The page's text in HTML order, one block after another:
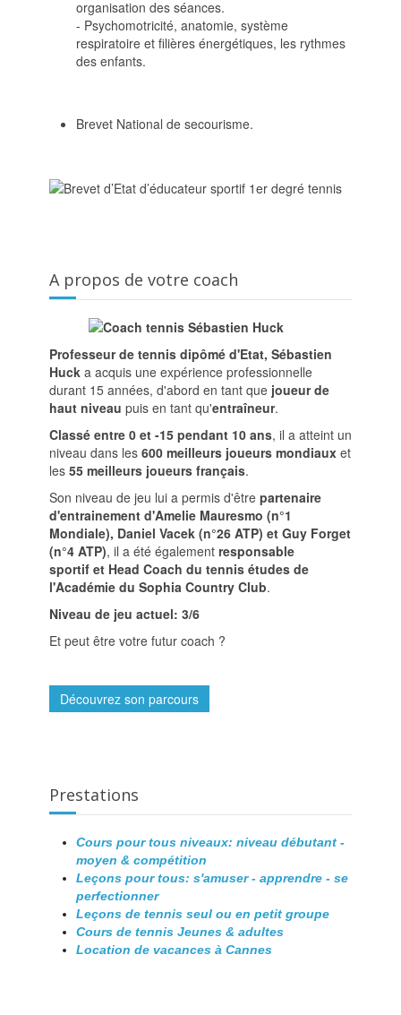
organisation des séances.
- Psychomotricité, anatomie, système
respiratoire et filières énergétiques, les rythmes
des enfants.
Brevet National de secourisme.
A propos de votre coach
Professeur de tennis dipômé d'Etat, Sébastien
Huck a acquis une expérience professionnelle
durant 15 années, d'abord en tant que joueur de
haut niveau puis en tant qu'entraîneur.
Classé entre 0 et -15 pendant 10 ans, il a atteint un
niveau dans les 600 meilleurs joueurs mondiaux et
les 55 meilleurs joueurs français.
Son niveau de jeu lui a permis d'être partenaire
d'entrainement d'Amelie Mauresmo (n°1
Mondiale), Daniel Vacek (n°26 ATP) et Guy Forget
(n°4 ATP), il a été également responsable
sportif et Head Coach du tennis études de
l'Académie du Sophia Country Club.
Niveau de jeu actuel: 3/6
Et peut être votre futur coach ?
Découvrez son parcours
Prestations
Cours pour tous niveaux: niveau débutant -
moyen & compétition
Leçons pour tous: s'amuser - apprendre - se
perfectionner
Leçons de tennis seul ou en petit groupe
Cours de tennis Jeunes & adultes
Location de vacances à Cannes